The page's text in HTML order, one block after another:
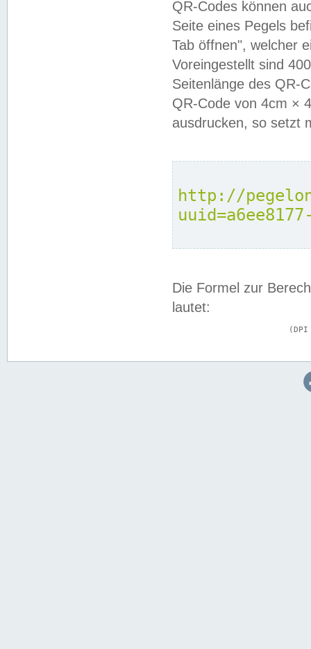
QR-Codes können
Seite eines Pegels
Tab öffnen", welcher
Voreingestellt sind
Seitenlänge des QR-
QR-Code von 4cm ×
ausdrucken, so setzt
http://
Die Formel zur
lautet: